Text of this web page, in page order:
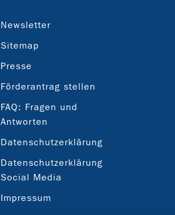
Newsletter
Sitemap
Presse
Förderantrag stellen
FAQ: Fragen und
Antworten
Datenschutzerklärung
Datenschutzerklärung
Social Media
Impressum